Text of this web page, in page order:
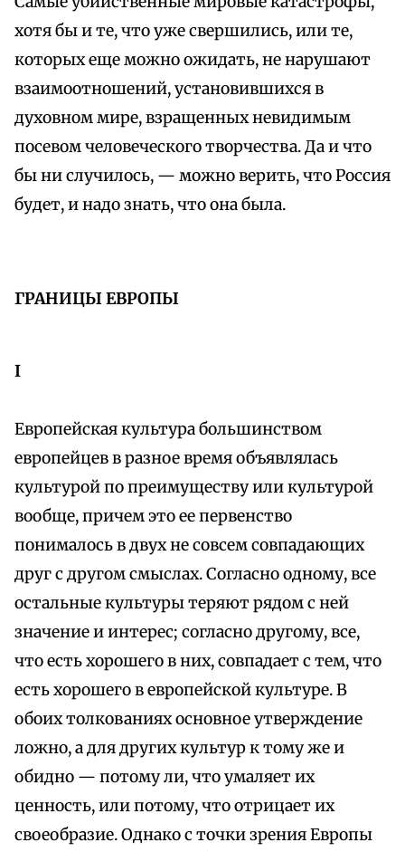
хотя бы и те, что уже свершились, или те,
которых еще можно ожидать, не нарушают
взаимоотношений, установившихся в
духовном мире, взращенных невидимым
посевом человеческого творчества. Да и что
бы ни случилось, — можно верить, что Россия
будет, и надо знать, что она была.
ГРАНИЦЫ ЕВРОПЫ
I
Европейская культура большинством
европейцев в разное время объявлялась
культурой по преимуществу или культурой
вообще, причем это ее первенство
понималось в двух не совсем совпадающих
друг с другом смыслах. Согласно одному, все
остальные культуры теряют рядом с ней
значение и интерес; согласно другому, все,
что есть хорошего в них, совпадает с тем, что
есть хорошего в европейской культуре. В
обоих толкованиях основное утверждение
ложно, а для других культур к тому же и
обидно — потому ли, что умаляет их
ценность, или потому, что отрицает их
своеобразие. Однако с точки зрения Европы